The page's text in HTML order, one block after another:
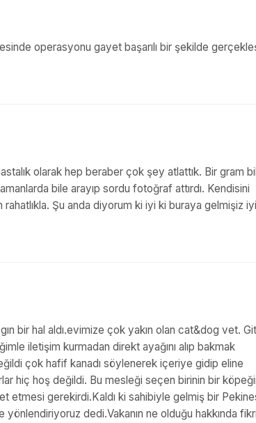
operasyonu gayet başarılı bir şekilde
olarak hep beraber çok şey atlattık. Bir gram
bile arayıp sordu fotoğraf attırdı. Kendisini
Şu anda diyorum ki iyi ki buraya gelmişiz
bir hal aldı.evimize çok yakın olan cat&dog vet.
iletişim kurmadan direkt ayağını alıp bakmak
çok hafif kanadı söylenerek içeriye gidip eline
hiç hoş değildi. Bu mesleği seçen birinin bir
etmesi gerekirdi.Kaldı ki sahibiyle gelmiş bir
dedi.Vakanın ne olduğu hakkında